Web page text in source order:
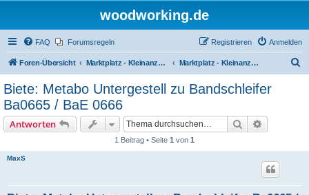
woodworking.de
FAQ Forumsregeln Anmelden
Registrieren
Foren-Übersicht Marktplatz - Kleinanzeigen auf Woodworking.de Marktplatz - Kleinanzeigen
Biete: Metabo Untergestell zu Bandschleifer
Ba0665 / BaE 0666
Antworten Suche
1 Beitrag • Seite 1 von 1
MaxS